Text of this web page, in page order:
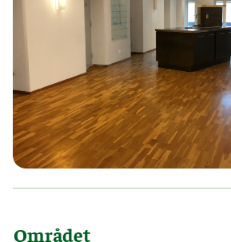
Området